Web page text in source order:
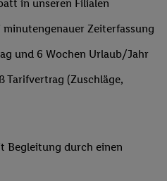
in unseren Filialen
Zeiterfassung
und 6 Wochen Urlaub/Jahr
Tarifvertrag (Zuschläge,
Begleitung durch einen